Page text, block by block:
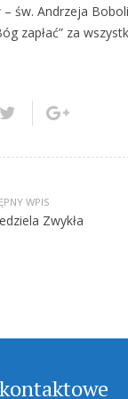
św. Andrzeja
zapłać” za
WPIS
Zwykła